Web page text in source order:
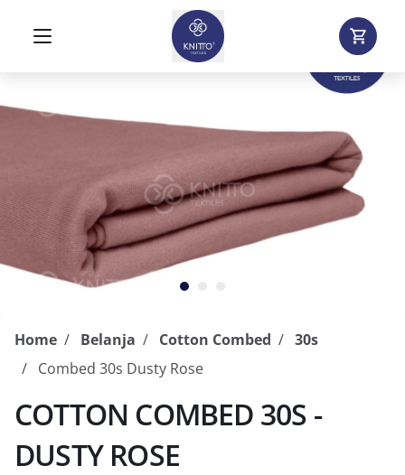
Home Belanja Cotton Combed
30s
Combed 30s Dusty Rose
COTTON COMBED 30S -
DUSTY ROSE